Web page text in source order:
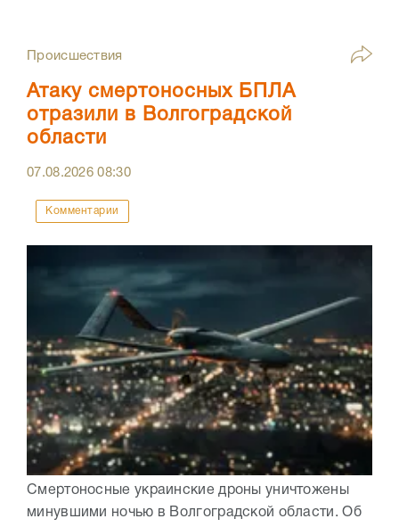
Происшествия
Атаку смертоносных БПЛА
отразили в Волгоградской
области
07.08.202608:30
Комментарии
Смертоносные украинские дроны уничтожены
минувшими ночью в Волгоградской области. Об